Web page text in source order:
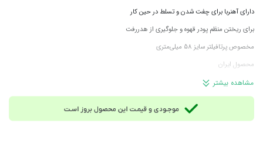
دارای آهنربا برای چفت شدن و تسلط در حین کار
برای ریختن منظم پودر قهوه و جلوگیری از هدررفت
مخصوص پرتافیلتر سایز 58 میلی‌متری
محصول ایران
مشاهده بیشتر